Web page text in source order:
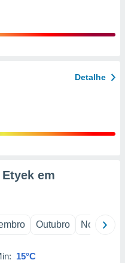
Detalhe
em
Outubro Novembro
15°C